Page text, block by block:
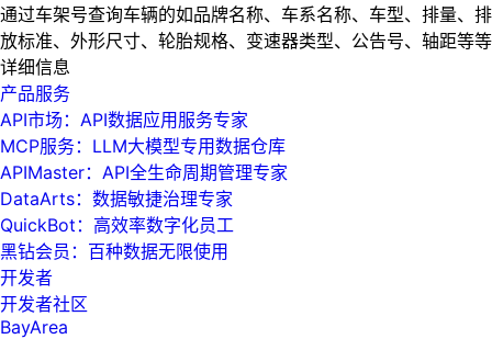
通过车架号查询车辆的如品牌名称、车系名称、车型、排量、排
放标准、外形尺寸、轮胎规格、变速器类型、公告号、轴距等等
详细信息
产品服务
API市场：API数据应用服务专家
MCP服务：LLM大模型专用数据仓库
APIMaster：API全生命周期管理专家
DataArts：数据敏捷治理专家
QuickBot：高效率数字化员工
黑钻会员：百种数据无限使用
开发者
开发者社区
BayArea